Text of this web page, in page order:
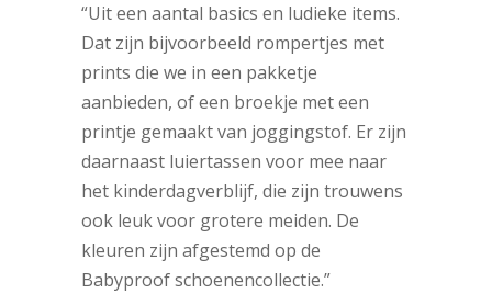
“Uit een aantal basics en ludieke items.
Dat zijn bijvoorbeeld rompertjes met
prints die we in een pakketje
aanbieden, of een broekje met een
printje gemaakt van joggingstof. Er zijn
daarnaast luiertassen voor mee naar
het kinderdagverblijf, die zijn trouwens
ook leuk voor grotere meiden. De
kleuren zijn afgestemd op de
Babyproof schoenencollectie.”